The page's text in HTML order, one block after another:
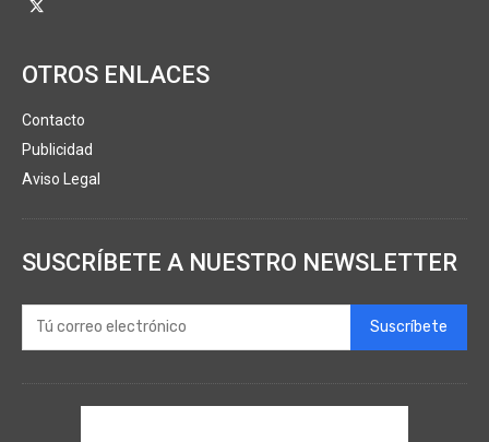
OTROS ENLACES
Contacto
Publicidad
Aviso Legal
SUSCRÍBETE A NUESTRO NEWSLETTER
Suscríbete